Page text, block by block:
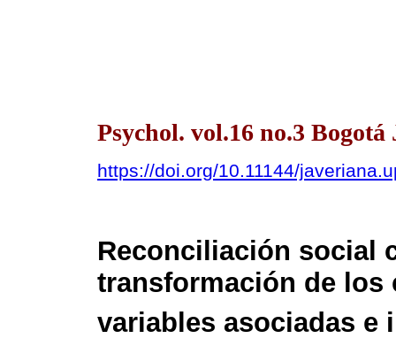
Psychol. vol.16 no.3 Bogotá
https://doi.org/10.11144/
Reconciliación social
transformación de
variables asociadas e